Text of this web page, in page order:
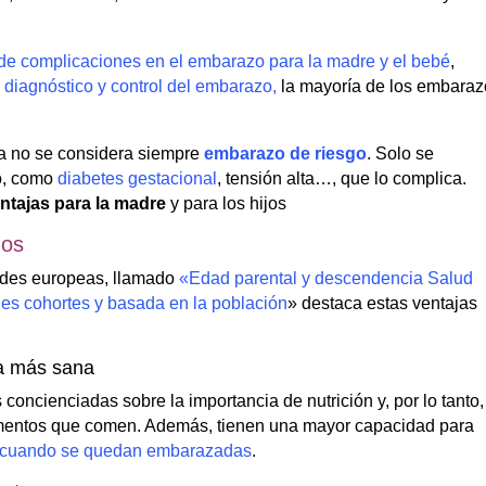
complicaciones en el embarazo para la madre y el bebé,
y control del embarazo, la mayoría de los
no se considera siempreembarazo de riesgo. Solo se
comodiabetes gestacional , tensión alta…, que lo complica.
para la madre y para los hijos
europeas, llamado«Edad parental y descendencia Salud
cohortes y basada en la población» destaca estas ventajas
más sana
sobre la importancia de nutrición y, por lo tanto,
que comen. Además, tienen una mayor capacidad para
se quedan embarazadas.